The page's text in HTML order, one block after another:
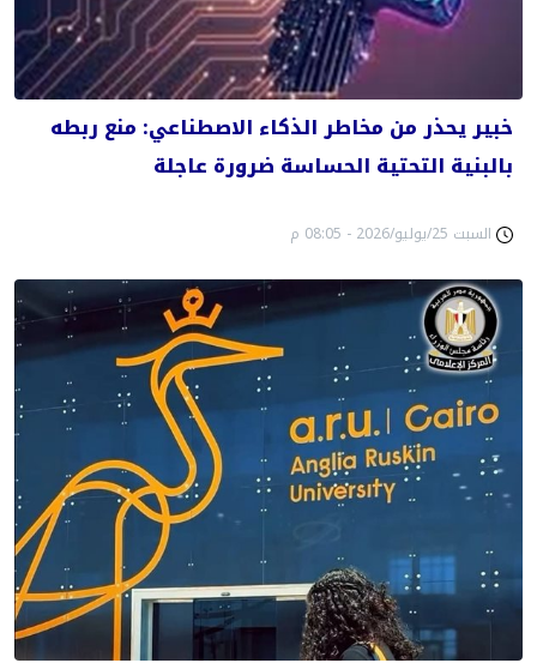
خبير يحذر من مخاطر الذكاء الاصطناعي: منع ربطه
بالبنية التحتية الحساسة ضرورة عاجلة
السبت 25/يوليو/2026 - 08:05 م